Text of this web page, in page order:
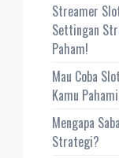
Streamer
Settingan
Paham!
Mau Coba
Kamu
Mengapa
Strategi?